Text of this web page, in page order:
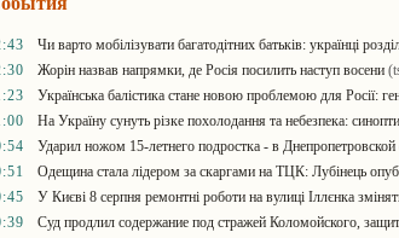
Чи варто мобілізувати багатодітних батьків: українці
Жорін назвав напрямки, де Росія посилить наступ восени
Українська балістика стане новою проблемою для Росії:
На Україну сунуть різке похолодання та небезпека:
Ударил ножом 15-летнего подростка - в
Одещина стала лідером за скаргами на ТЦК: Лубінець
У Києві 8 серпня ремонтні роботи на вулиці Іллєнка
Суд продлил содержание под стражей Коломойского,